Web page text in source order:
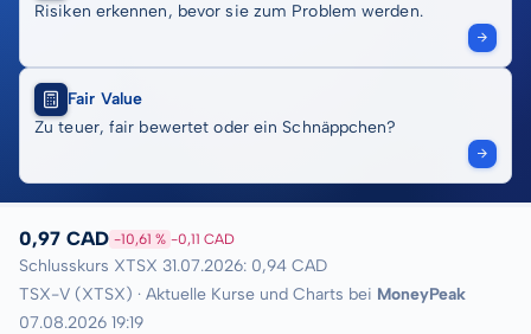
Risiken erkennen, bevor sie zum Problem werden.
Fair Value
Zu teuer, fair bewertet oder ein Schnäppchen?
0,97 CAD -10,61 % -0,11 CAD
Schlusskurs XTSX 31.07.2026: 0,94 CAD
TSX-V (XTSX) · Aktuelle Kurse und Charts bei MoneyPeak
07.08.2026 19:19